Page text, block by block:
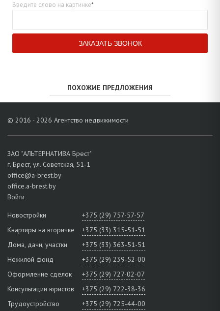
Введите слово на картинке*
ПОХОЖИЕ ПРЕДЛОЖЕНИЯ
© 2016 - 2026 Агентство недвижимости
ЗАО "АЛЬТЕРНАТИВА Брест"
г. Брест, ул. Советская, 51-1
office@a-brest.by
office.a-brest.by
Войти
Новостройки
+375 (29) 757-57-57
Квартиры на вторичке
+375 (33) 315-51-51
Дома, дачи, участки
+375 (33) 363-51-51
Нежилой фонд
+375 (29) 239-52-00
Оформление сделок
+375 (29) 727-02-07
Консультации юристов
+375 (29) 722-38-36
Трудоустройство
+375 (29) 725-44-00